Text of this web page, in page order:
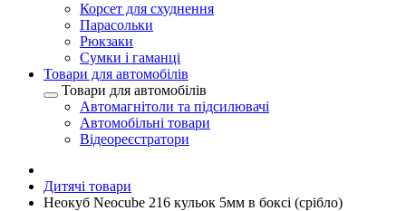
Корсет для схуднення
Парасольки
Рюкзаки
Сумки і гаманці
Товари для автомобілів
Товари для автомобілів
Автомагнітоли та підсилювачі
Автомобільні товари
Відеореєстратори
Дитячі товари
Неокуб Neocube 216 кульок 5мм в боксі (срібло)